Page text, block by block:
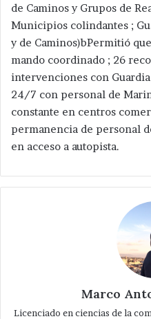
de Caminos y Grupos de
Municipios colindantes ;
y de Caminos)bPermitió
mando coordinado ; 26
intervenciones con
24/7 con personal de
constante en centros
permanencia de personal
en acceso a autopista.
Marco
Licenciado en ciencias de la